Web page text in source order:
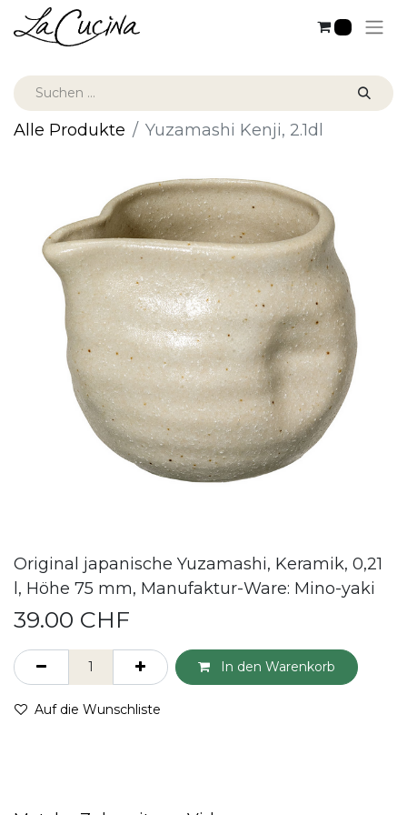
Alle Produkte Yuzamashi Kenji, 2.1dl
Original japanische Yuzamashi, Keramik, 0,21
l, Höhe 75 mm, Manufaktur-Ware: Mino-yaki
39.00 CHF
In den Warenkorb
Auf die Wunschliste